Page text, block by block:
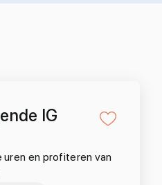
IG
en profiteren van